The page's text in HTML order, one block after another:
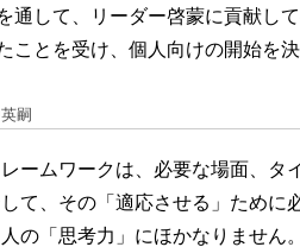
通して、リーダー啓蒙に貢献し
ことを受け、個人向けの開始を決
嗣
ームワークは、必要な場面、タ
て、その「適応させる」ために
の「思考力」にほかなりませ